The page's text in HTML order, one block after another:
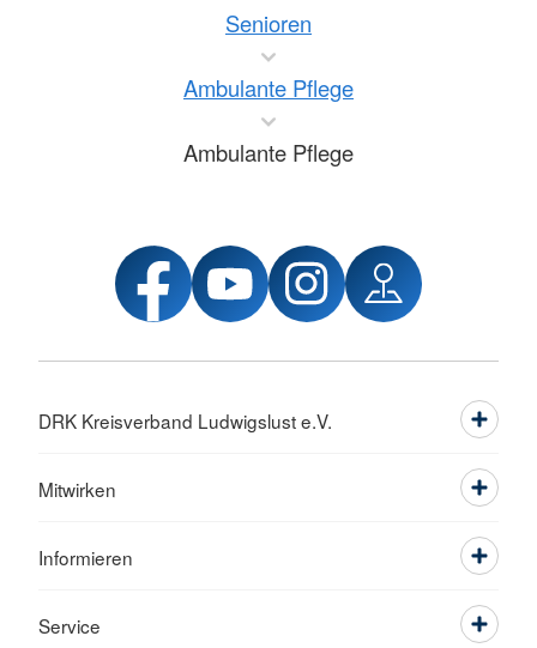
Senioren
Ambulante Pflege
Ambulante Pflege
DRK Kreisverband Ludwigslust e.V.
Mitwirken
Informieren
Service